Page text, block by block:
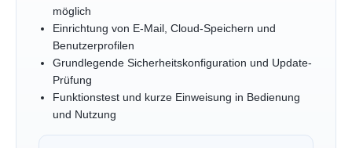
möglich
Einrichtung von E-Mail, Cloud-Speichern und
Benutzerprofilen
Grundlegende Sicherheitskonfiguration und Update-
Prüfung
Funktionstest und kurze Einweisung in Bedienung
und Nutzung